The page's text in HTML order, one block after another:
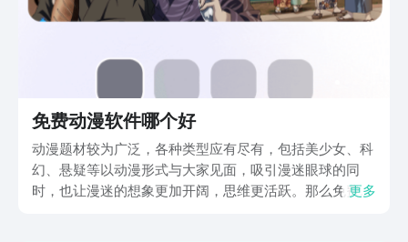
免费动漫软件哪个好
动漫题材较为广泛，各种类型应有尽有，包括美少女、科
幻、悬疑等以动漫形式与大家见面，吸引漫迷眼球的同
时，也让漫迷的想象更加开阔，思维更活跃。那么免费动
更多